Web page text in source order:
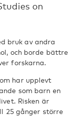
on
bruk av andra
och borde bättre
forskarna.
har upplevt
som barn en
Risken är
25 gånger större